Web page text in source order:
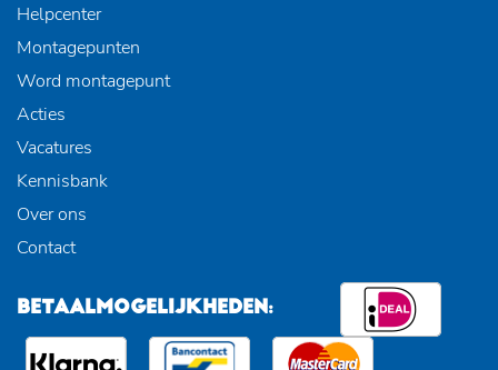
Helpcenter
Montagepunten
Word montagepunt
Acties
Vacatures
Kennisbank
Over ons
Contact
BETAALMOGELIJKHEDEN: